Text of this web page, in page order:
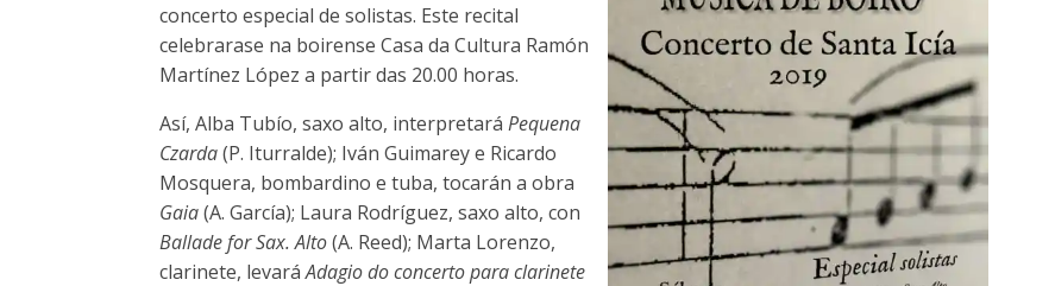
concerto especial de solistas. Este recital
celebrarase na boirense Casa da Cultura Ramón
Martínez López a partir das 20.00 horas.
Así, Alba Tubío, saxo alto, interpretaráPequena
Czarda(P. Iturralde); Iván Guimarey e Ricardo
Mosquera, bombardino e tuba, tocarán a obra
Gaia(A. García); Laura Rodríguez, saxo alto, con
Ballade for Sax. Alto(A. Reed); Marta Lorenzo,
clarinete, levaráAdagio do concerto para clarinete